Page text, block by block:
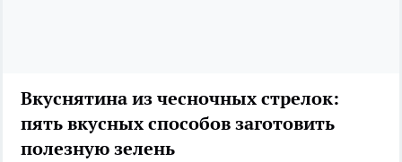
Вкуснятина из чесночных стрелок:
пять вкусных способов заготовить
полезную зелень